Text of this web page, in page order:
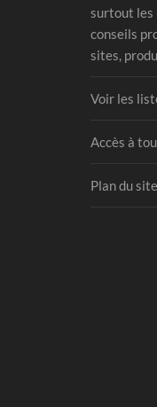
surtout les
conseils
sites,
Voir les
Accès à
Plan du site